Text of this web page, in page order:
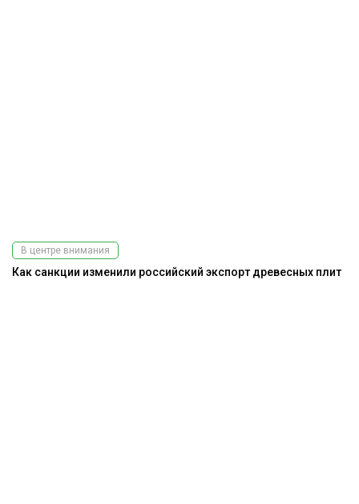
В центре внимания
Как санкции изменили российский экспорт древесных плит